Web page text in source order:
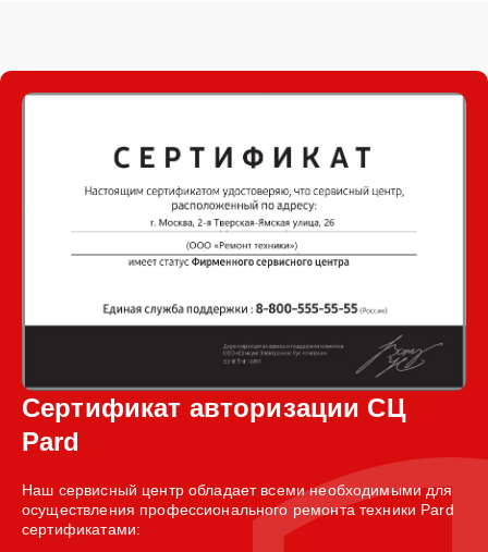
Сертификат авторизации СЦ
Pard
Наш сервисный центр обладает всеми необходимыми для
осуществления профессионального ремонта техники Pard
сертификатами: